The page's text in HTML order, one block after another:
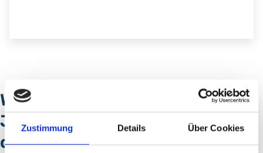
Zustimmung Details Über Cookies
Welche Kinder und
Jugendlichen behandeln wir in
der LU-Sprechstunde?